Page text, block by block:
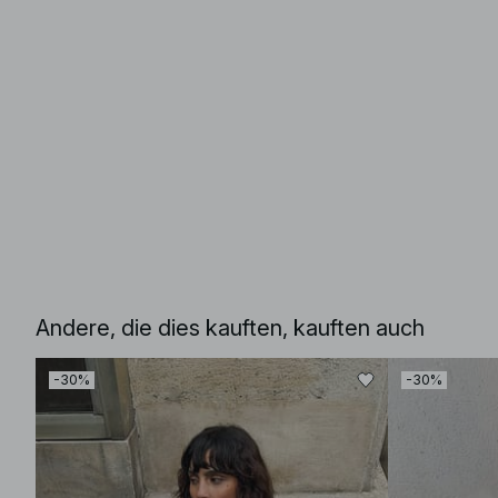
Andere, die dies kauften, kauften auch
-30% -30%